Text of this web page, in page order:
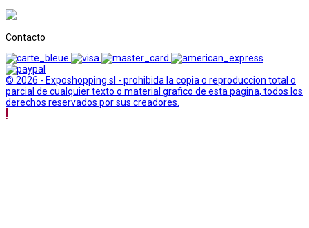
Contacto
© 2026 - Exposhopping sl - prohibida la copia o reproduccion total o
parcial de cualquier texto o material grafico de esta pagina, todos los
derechos reservados por sus creadores.